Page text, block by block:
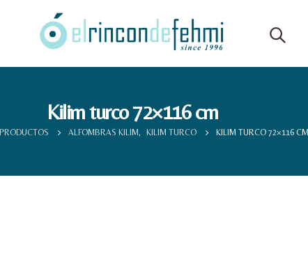
Kilim turco 72×116 cm
PRODUCTOS ALFOMBRAS KILIM, KILIM TURCO KILIM TURCO 72×116 CM